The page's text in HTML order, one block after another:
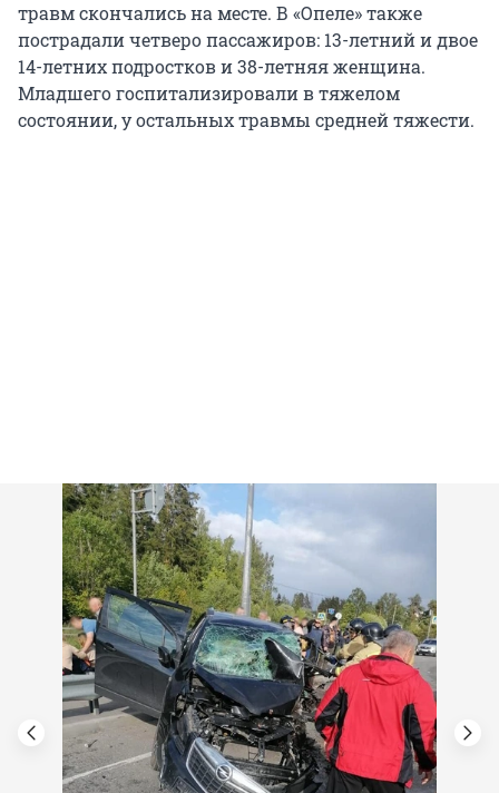
травм скончались на месте. В «Опеле» также
пострадали четверо пассажиров: 13-летний и двое
14-летних подростков и 38-летняя женщина.
Младшего госпитализировали в тяжелом
состоянии, у остальных травмы средней тяжести.